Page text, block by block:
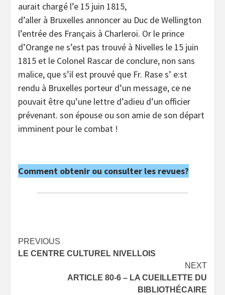
aurait chargé l’e 15 juin 1815,
d’aller à Bruxelles annoncer au Duc de Wellington
l’entrée des Français à Charleroi. Or le prince
d’Orange ne s’est pas trouvé à Nivelles le 15 juin
1815 et le Colonel Rascar de conclure, non sans
malice, que s’il est prouvé que Fr. Rase s’ e:st
rendu à Bruxelles porteur d’un message, ce ne
pouvait être qu’une lettre d’adieu d’un officier
prévenant. son épouse ou son amie de son départ
imminent pour le combat !
Comment obtenir ou consulter les revues?
Post
navigation
PREVIOUS
LE CENTRE CULTUREL NIVELLOIS
NEXT
ARTICLE 80-6 – LA CUEILLETTE DU
BIBLIOTHÉCAIRE